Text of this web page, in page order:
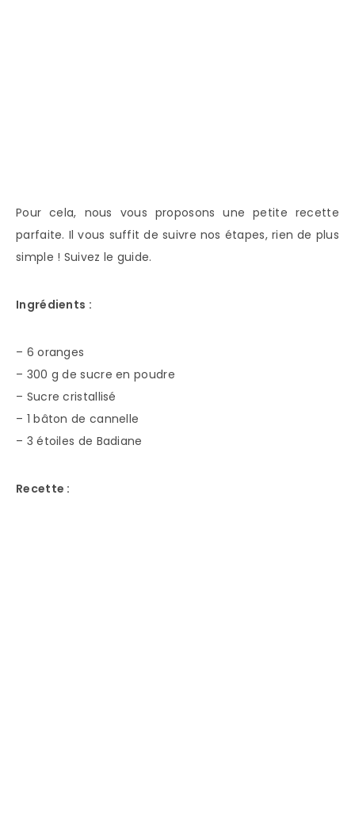
Pour cela, nous vous proposons une petite recette
parfaite. Il vous suffit de suivre nos étapes, rien de plus
simple ! Suivez le guide.
Ingrédients :
– 6 oranges
– 300 g de sucre en poudre
– Sucre cristallisé
– 1 bâton de cannelle
– 3 étoiles de Badiane
Recette :